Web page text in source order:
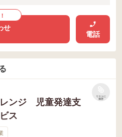
せ
電話
ンジ 児童発達支
ス
リストに
保存